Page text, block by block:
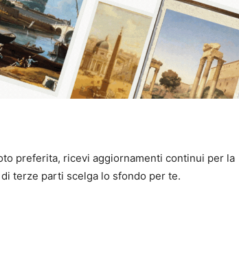
preferita, ricevi aggiornamenti continui per la
terze parti scelga lo sfondo per te.